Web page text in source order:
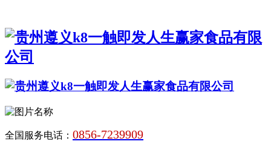
全国服务电话： 0856-7239909